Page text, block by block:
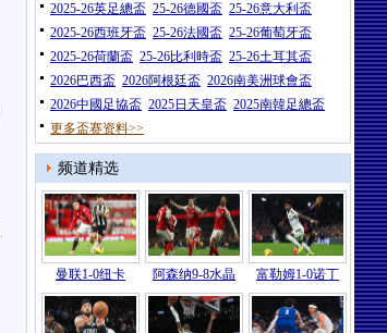
2025-26英足總盃 25-26德國盃 25-26意大利盃
2025-26西班牙盃 25-26法國盃 25-26葡萄牙盃
2025-26荷蘭盃 25-26比利時盃 25-26土耳其盃
2026巴西盃 2026阿根廷盃 2026南美洲球會盃
2026中國足協盃 2025日天皇盃 2025南韓足總盃
更多盃赛资料>>
频道精选
曼联1-0纽卡 阿森纳9-8水晶 富勒姆1-0诺丁